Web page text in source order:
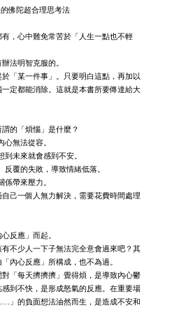
佛陀超合理思考法
有，心中難免常苦於「人生一點也不輕
法明智克服的。
「某一件事」。只要明白這點，再加以
一定都能消除。這就是本書所要傳達給大
的「煩惱」是什麼？
心無法從容。
到未來就會感到不安。
反覆的失敗，導致情緒低落。
係帶來壓力。
己一個人無力解決，需要花費時間處理
反應」而起。
不少人一下子無法完全意會過來吧？其
內心反應」所構成，也不為過。
「每天擠擠擠」覺得煩，是導致內心鬱
到不快，是形成怒氣的反應。在重要場
」的負面想法油然而生，是造成不安和